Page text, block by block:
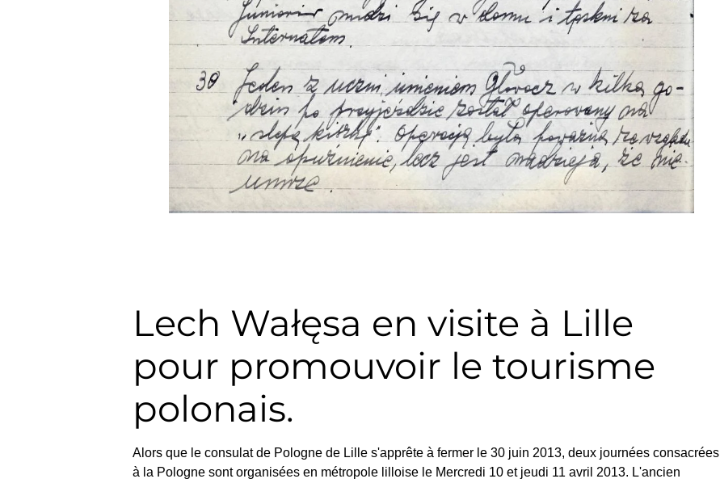
Lech Wałęsa en visite à Lille
pour promouvoir le tourisme
polonais.
Alors que le consulat de Pologne de Lille s'apprête à fermer le 30 juin 2013, deux journées consacrées
à la Pologne sont organisées en métropole lilloise le Mercredi 10 et jeudi 11 avril 2013. L'ancien